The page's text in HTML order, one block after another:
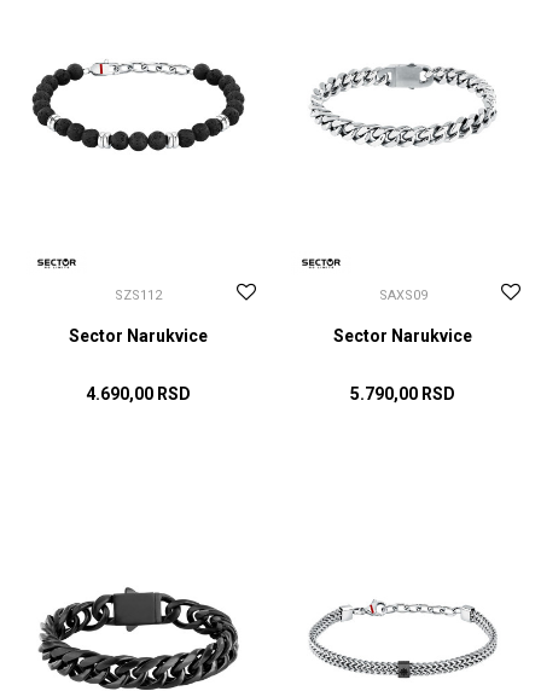
SZS112
Sector Narukvice
4.690,00 RSD
SAXS09
Sector Narukvice
5.790,00 RSD